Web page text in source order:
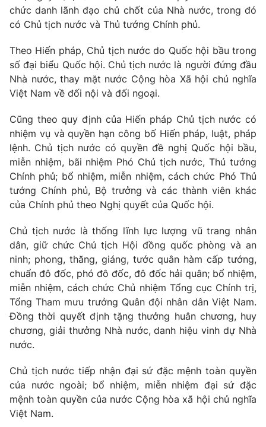
Sản phẩm
Tư vấn
Chuyên mục khác
Emagazine Podcast
Photo Infographic
Video Shorts video
VTV Money VTV Thể thao
VTV Sức khoẻ Bất động sản
Thị trường 24h Tấm lòng Việt
VTV4 Vươn mình bằng AI
VTV9
Liên hệ tòa soạn English
chức danh lãnh đạo chủ chốt của Nhà nước, trong đó
có Chủ tịch nước và Thủ tướng Chính phủ.
Theo Hiến pháp, Chủ tịch nước do Quốc hội bầu trong
số đại biểu Quốc hội. Chủ tịch nước là người đứng đầu
Nhà nước, thay mặt nước Cộng hòa Xã hội chủ nghĩa
Việt Nam về đối nội và đối ngoại.
Cũng theo quy định của Hiến pháp Chủ tịch nước có
nhiệm vụ và quyền hạn công bố Hiến pháp, luật, pháp
lệnh. Chủ tịch nước có quyền đề nghị Quốc hội bầu,
miễn nhiệm, bãi nhiệm Phó Chủ tịch nước, Thủ tướng
Chính phủ; bổ nhiệm, miễn nhiệm, cách chức Phó Thủ
tướng Chính phủ, Bộ trưởng và các thành viên khác
của Chính phủ theo Nghị quyết của Quốc hội.
Chủ tịch nước là thống lĩnh lực lượng vũ trang nhân
dân, giữ chức Chủ tịch Hội đồng quốc phòng và an
ninh; phong, thăng, giáng, tước quân hàm cấp tướng,
chuẩn đô đốc, phó đô đốc, đô đốc hải quân; bổ nhiệm,
miễn nhiệm, cách chức Chủ nhiệm Tổng cục Chính trị,
Tổng Tham mưu trưởng Quân đội nhân dân Việt Nam.
Đồng thời quyết định tặng thưởng huân chương, huy
chương, giải thưởng Nhà nước, danh hiệu vinh dự Nhà
nước.
Chủ tịch nước tiếp nhận đại sứ đặc mệnh toàn quyền
của nước ngoài; bổ nhiệm, miễn nhiệm đại sứ đặc
mệnh toàn quyền của nước Cộng hòa xã hội chủ nghĩa
Việt Nam.